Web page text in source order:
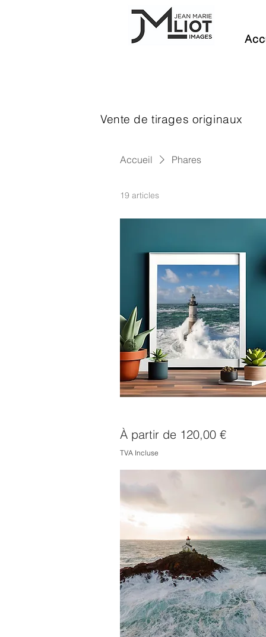
Vente de tirages originaux
Accueil Phares
19 articles
À partir de 120,00 €
Prix promotionnel
TVA Incluse